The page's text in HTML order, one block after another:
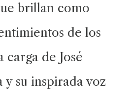
brillan como
de los
carga de José
su inspirada voz